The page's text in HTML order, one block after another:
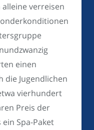
verreisen
einen
die Jugendlichen
vierhundert
Preis der
Spa-Paket